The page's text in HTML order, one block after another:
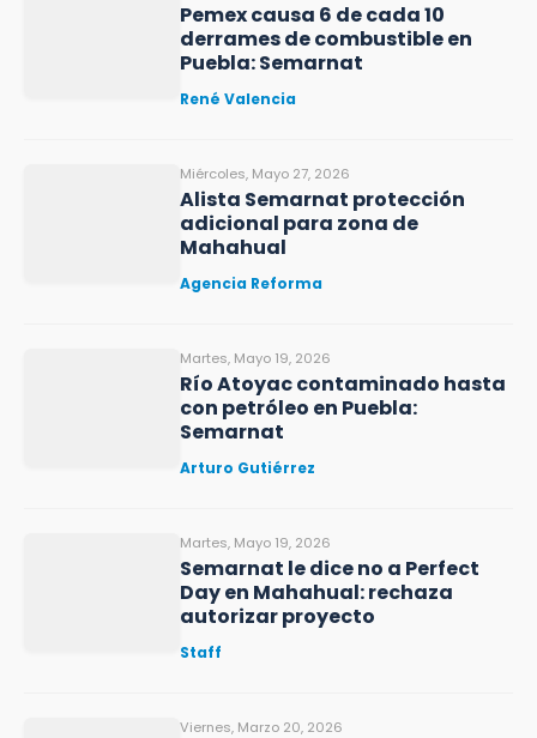
Pemex causa 6 de cada 10
derrames de combustible en
Puebla: Semarnat
René Valencia
Miércoles, Mayo 27, 2026
Alista Semarnat protección
adicional para zona de
Mahahual
Agencia Reforma
Martes, Mayo 19, 2026
Río Atoyac contaminado hasta
con petróleo en Puebla:
Semarnat
Arturo Gutiérrez
Martes, Mayo 19, 2026
Semarnat le dice no a Perfect
Day en Mahahual: rechaza
autorizar proyecto
Staff
Viernes, Marzo 20, 2026